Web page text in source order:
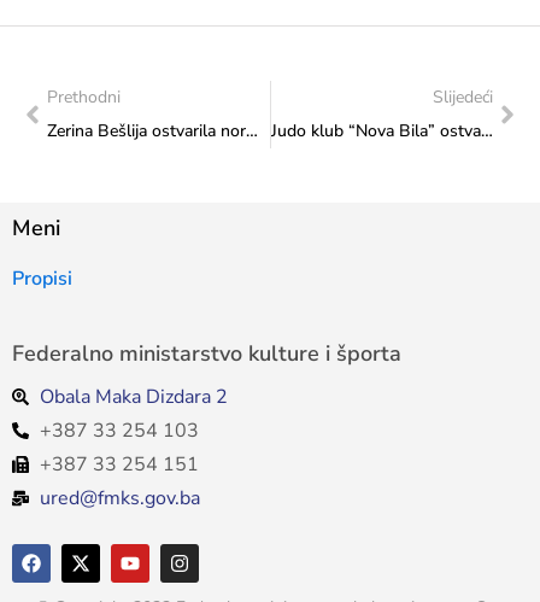
Prethodni
Zerina Bešlija ostvarila normu za Svjetsko prvenstvo i postavila državni rekord
Slijedeći
Judo klub “Nova Bila” ostvario vrhunske rezultate na europskim kupovima
Meni
Propisi
Federalno ministarstvo kulture i športa
Obala Maka Dizdara 2
+387 33 254 103
+387 33 254 151
ured@fmks.gov.ba